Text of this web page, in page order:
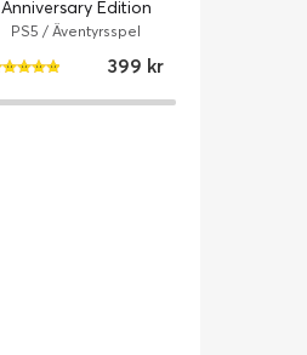
Anniversary Edition
(PS5)
PS5 / Äventyrsspel
399 kr